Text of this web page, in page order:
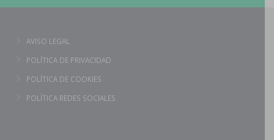
AVISO LEGAL
POLÍTICA DE PRIVACIDAD
POLÍTICA DE COOKIES
POLÍTICA REDES SOCIALES